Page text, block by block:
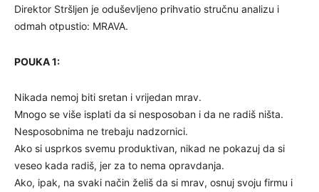
Direktor Stršljen je oduševljeno prihvatio stručnu analizu i
odmah otpustio: MRAVA.
POUKA 1:
Nikada nemoj biti sretan i vrijedan mrav.
Mnogo se više isplati da si nesposoban i da ne radiš ništa.
Nesposobnima ne trebaju nadzornici.
Ako si usprkos svemu produktivan, nikad ne pokazuj da si
veseo kada radiš, jer za to nema opravdanja.
Ako, ipak, na svaki način želiš da si mrav, osnuj svoju firmu i